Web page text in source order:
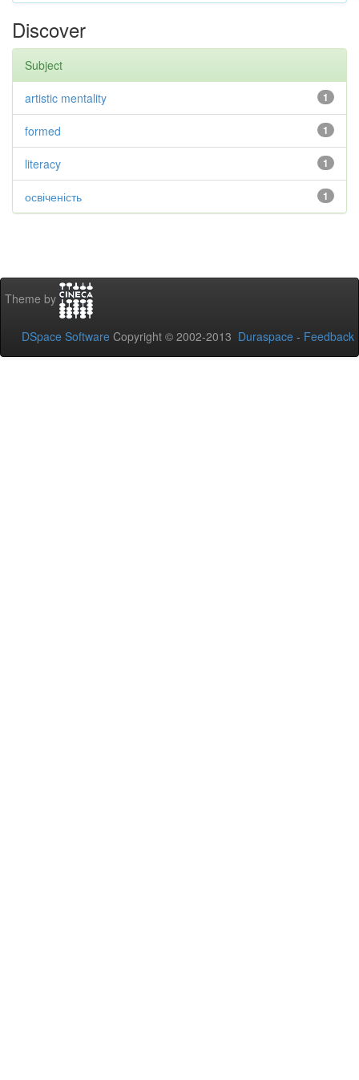
Discover
Subject
1
artistic mentality
1
formed
1
literacy
1
освіченість
Theme by
DSpace Software Copyright © 2002-2013 Duraspace - Feedback